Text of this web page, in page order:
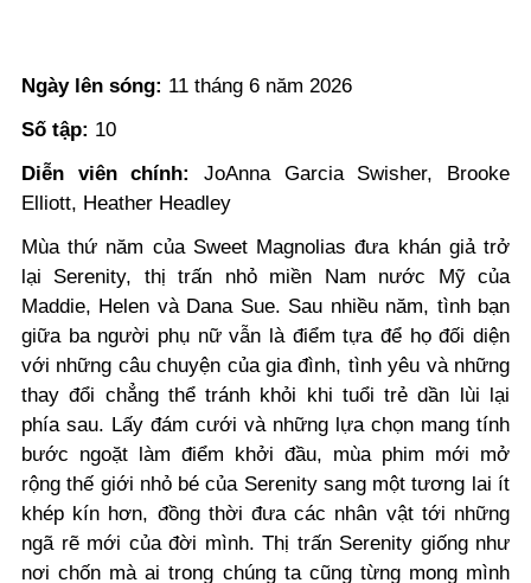
Ngày lên sóng: 11 tháng 6 năm 2026
Số tập: 10
Diễn viên chính:
JoAnna Garcia Swisher, Brooke
Elliott, Heather Headley
Mùa thứ năm của Sweet Magnolias đưa khán giả trở
lại Serenity, thị trấn nhỏ miền Nam nước Mỹ của
Maddie, Helen và Dana Sue. Sau nhiều năm, tình bạn
giữa ba người phụ nữ vẫn là điểm tựa để họ đối diện
với những câu chuyện của gia đình, tình yêu và những
thay đổi chẳng thể tránh khỏi khi tuổi trẻ dần lùi lại
phía sau. Lấy đám cưới và những lựa chọn mang tính
bước ngoặt làm điểm khởi đầu, mùa phim mới mở
rộng thế giới nhỏ bé của Serenity sang một tương lai ít
khép kín hơn, đồng thời đưa các nhân vật tới những
ngã rẽ mới của đời mình. Thị trấn Serenity giống như
nơi chốn mà ai trong chúng ta cũng từng mong mình